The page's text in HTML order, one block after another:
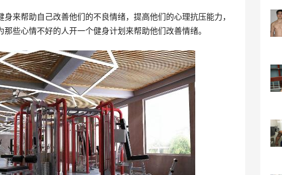
来帮助自己改善他们的不良情绪，提高他们的心理抗压能力，
些心情不好的人开一个健身计划来帮助他们改善情绪。